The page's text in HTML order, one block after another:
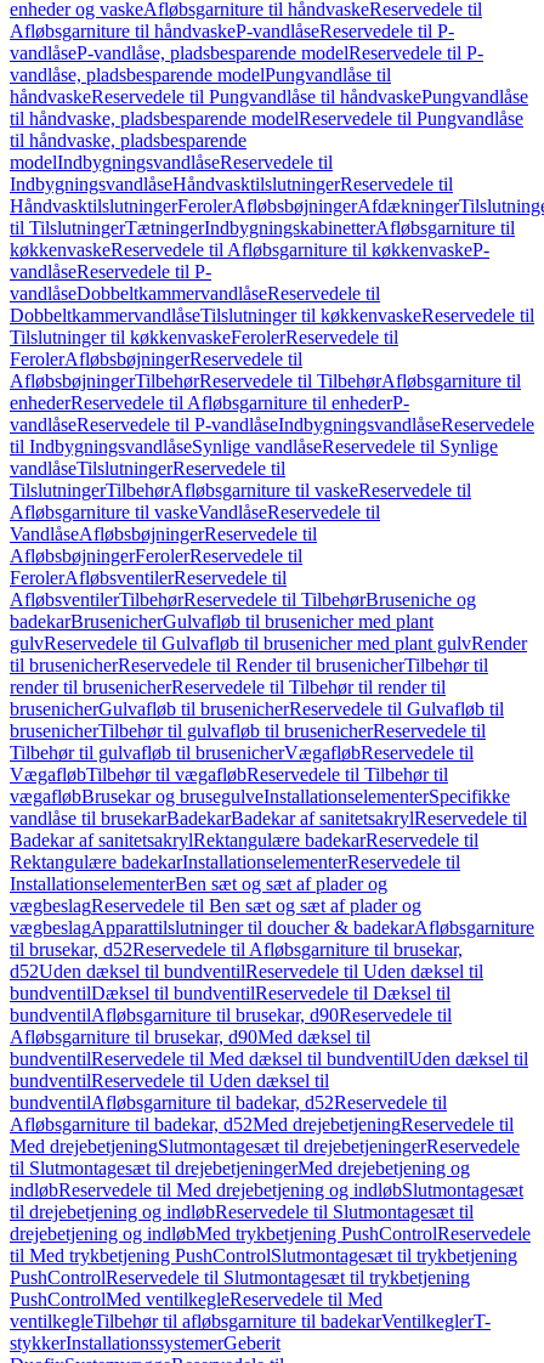
enheder og vaskeAfløbsgarniture til håndvaskeReservedele til
Afløbsgarniture til håndvaskeP-vandlåseReservedele til P-
vandlåseP-vandlåse, pladsbesparende modelReservedele til P-
vandlåse, pladsbesparende modelPungvandlåse til
håndvaskeReservedele til Pungvandlåse til håndvaskePungvandlåse
til håndvaske, pladsbesparende modelReservedele til Pungvandlåse
til håndvaske, pladsbesparende
modelIndbygningsvandlåseReservedele til
IndbygningsvandlåseHåndvasktilslutningerReservedele til
HåndvasktilslutningerFerolerAfløbsbøjningerAfdækninger
til TilslutningerTætningerIndbygningskabinetterAfløbsgarniture til
køkkenvaskeReservedele til Afløbsgarniture til køkkenvaskeP-
vandlåseReservedele til P-
vandlåseDobbeltkammervandlåseReservedele til
DobbeltkammervandlåseTilslutninger til køkkenvaskeReservedele til
Tilslutninger til køkkenvaskeFerolerReservedele til
FerolerAfløbsbøjningerReservedele til
AfløbsbøjningerTilbehørReservedele til TilbehørAfløbsgarniture til
enhederReservedele til Afløbsgarniture til enhederP-
vandlåseReservedele til P-vandlåseIndbygningsvandlåseReservedele
til IndbygningsvandlåseSynlige vandlåseReservedele til Synlige
vandlåseTilslutningerReservedele til
TilslutningerTilbehørAfløbsgarniture til vaskeReservedele til
Afløbsgarniture til vaskeVandlåseReservedele til
VandlåseAfløbsbøjningerReservedele til
AfløbsbøjningerFerolerReservedele til
FerolerAfløbsventilerReservedele til
AfløbsventilerTilbehørReservedele til TilbehørBruseniche og
badekarBrusenicherGulvafløb til brusenicher med plant
gulvReservedele til Gulvafløb til brusenicher med plant gulvRender
til brusenicherReservedele til Render til brusenicherTilbehør til
render til brusenicherReservedele til Tilbehør til render til
brusenicherGulvafløb til brusenicherReservedele til Gulvafløb til
brusenicherTilbehør til gulvafløb til brusenicherReservedele til
Tilbehør til gulvafløb til brusenicherVægafløbReservedele til
VægafløbTilbehør til vægafløbReservedele til Tilbehør til
vægafløbBrusekar og brusegulveInstallationselementerSpecifikke
vandlåse til brusekarBadekarBadekar af sanitetsakrylReservedele til
Badekar af sanitetsakrylRektangulære badekarReservedele til
Rektangulære badekarInstallationselementerReservedele til
InstallationselementerBen sæt og sæt af plader og
vægbeslagReservedele til Ben sæt og sæt af plader og
vægbeslagApparattilslutninger til doucher & badekarAfløbsgarniture
til brusekar, d52Reservedele til Afløbsgarniture til brusekar,
d52Uden dæksel til bundventilReservedele til Uden dæksel til
bundventilDæksel til bundventilReservedele til Dæksel til
bundventilAfløbsgarniture til brusekar, d90Reservedele til
Afløbsgarniture til brusekar, d90Med dæksel til
bundventilReservedele til Med dæksel til bundventilUden dæksel til
bundventilReservedele til Uden dæksel til
bundventilAfløbsgarniture til badekar, d52Reservedele til
Afløbsgarniture til badekar, d52Med drejebetjeningReservedele til
Med drejebetjeningSlutmontagesæt til drejebetjeningerReservedele
til Slutmontagesæt til drejebetjeningerMed drejebetjening og
indløbReservedele til Med drejebetjening og indløbSlutmontagesæt
til drejebetjening og indløbReservedele til Slutmontagesæt til
drejebetjening og indløbMed trykbetjening PushControlReservedele
til Med trykbetjening PushControlSlutmontagesæt til trykbetjening
PushControlReservedele til Slutmontagesæt til trykbetjening
PushControlMed ventilkegleReservedele til Med
ventilkegleTilbehør til afløbsgarniture til badekarVentilkeglerT-
stykkerInstallationssystemerGeberit